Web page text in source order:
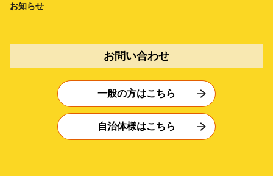
お知らせ
お問い合わせ
一般の方はこちら
自治体様はこちら